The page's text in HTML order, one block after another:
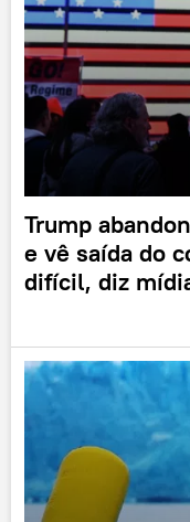
Trump
e vê saída do
difícil, diz